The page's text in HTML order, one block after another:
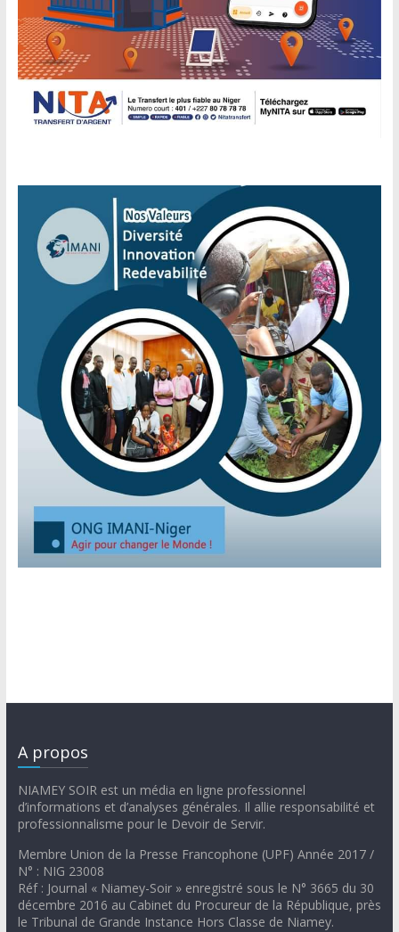
A propos
NIAMEY SOIR est un média en ligne professionnel
d’informations et d’analyses générales. Il allie responsabilité et
professionnalisme pour le Devoir de Servir.
Membre Union de la Presse Francophone (UPF) Année 2017 /
N° : NIG 23008
Réf : Journal « Niamey-Soir » enregistré sous le N° 3665 du 30
décembre 2016 au Cabinet du Procureur de la République, près
le Tribunal de Grande Instance Hors Classe de Niamey.